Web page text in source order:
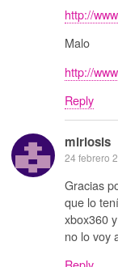
http://
Malo
http://
Reply
mirlosis
24 febrero
Gracias
que lo
xbox360
no lo voy